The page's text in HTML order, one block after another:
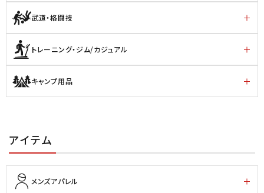
武道・格闘技
トレーニング・ジム/カジュアル
キャンプ用品
アイテム
メンズアパレル